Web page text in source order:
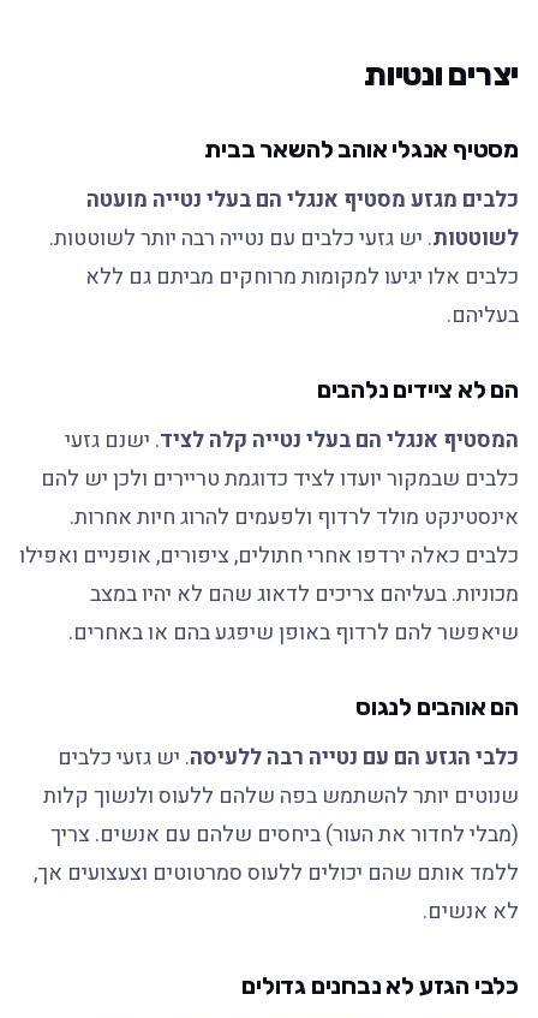
יצרים ונטיות
מסטיף אנגלי אוהב להשאר בבית
כלבים מגזע מסטיף אנגלי הם בעלי נטייה מועטה
לשוטטות. יש גזעי כלבים עם נטייה רבה יותר לשוטטות.
כלבים אלו יגיעו למקומות מרוחקים מביתם גם ללא
בעליהם.
הם לא ציידים נלהבים
המסטיף אנגלי הם בעלי נטייה קלה לציד. ישנם גזעי
כלבים שבמקור יועדו לציד כדוגמת טריירים ולכן יש להם
אינסטינקט מולד לרדוף ולפעמים להרוג חיות אחרות.
כלבים כאלה ירדפו אחרי חתולים, ציפורים, אופניים ואפילו
מכוניות. בעליהם צריכים לדאוג שהם לא יהיו במצב
שיאפשר להם לרדוף באופן שיפגע בהם או באחרים.
הם אוהבים לנגוס
כלבי הגזע הם עם נטייה רבה ללעיסה. יש גזעי כלבים
שנוטים יותר להשתמש בפה שלהם ללעוס ולנשוך קלות
(מבלי לחדור את העור) ביחסים שלהם עם אנשים. צריך
ללמד אותם שהם יכולים ללעוס סמרטוטים וצעצועים אך,
לא אנשים.
כלבי הגזע לא נבחנים גדולים